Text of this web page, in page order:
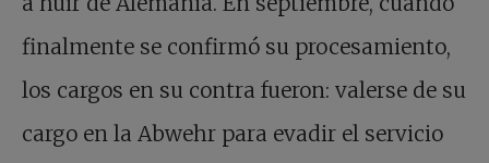
finalmente se confirmó su procesamiento,
los cargos en su contra fueron: valerse de su
cargo en la Abwehr para evadir el servicio